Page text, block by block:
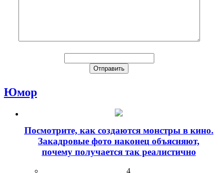
Юмор
Посмотрите, как создаются монстры в кино.
Закадровые фото наконец объясняют,
почему получается так реалистично
4